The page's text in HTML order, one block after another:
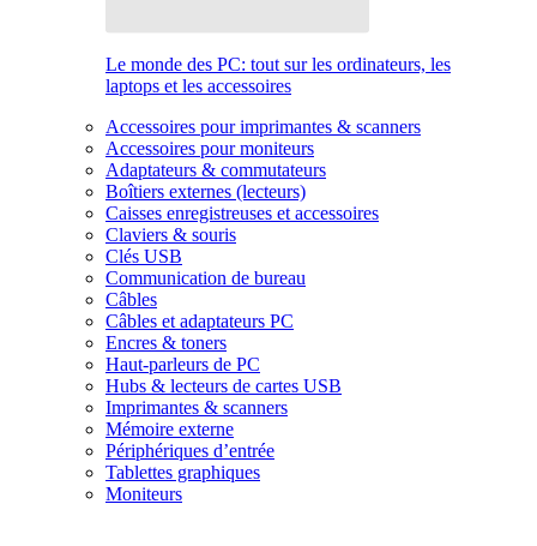
Le monde des PC: tout sur les ordinateurs, les
laptops et les accessoires
Accessoires pour imprimantes & scanners
Accessoires pour moniteurs
Adaptateurs & commutateurs
Boîtiers externes (lecteurs)
Caisses enregistreuses et accessoires
Claviers & souris
Clés USB
Communication de bureau
Câbles
Câbles et adaptateurs PC
Encres & toners
Haut-parleurs de PC
Hubs & lecteurs de cartes USB
Imprimantes & scanners
Mémoire externe
Périphériques d’entrée
Tablettes graphiques
Moniteurs